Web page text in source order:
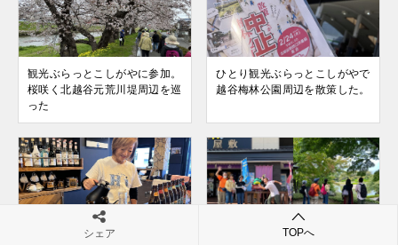
観光ぶらっとこしがやに参加。
桜咲く北越谷元荒川堤周辺を巡
った
ひとり観光ぶらっとこしがやで
越谷梅林公園周辺を散策した。
シェア TOPへ